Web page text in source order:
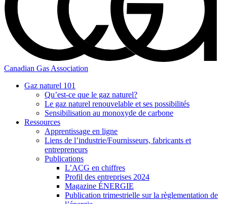
Canadian Gas Association
Gaz naturel 101
Qu’est-ce que le gaz naturel?
Le gaz naturel renouvelable et ses possibilités
Sensibilisation au monoxyde de carbone
Ressources
Apprentissage en ligne
Liens de l’industrie/Fournisseurs, fabricants et
entrepreneurs
Publications
L’ACG en chiffres
Profil des entreprises 2024
Magazine ÉNERGIE
Publication trimestrielle sur la règlementation de